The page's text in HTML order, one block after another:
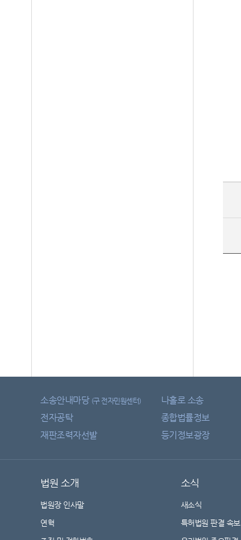
소송안내마당 (구 전자민원센터) 나홀로 소송
전자공탁
종합법률정보
재판조력자선발
등기정보광장
법원 소개
법원장 인사말
연혁
소식
새소식
특허법원 판결 속보